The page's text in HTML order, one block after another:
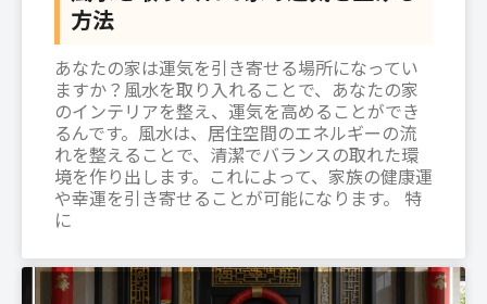
方法
あなたの家は運気を引き寄せる場所になってい
ますか？風水を取り入れることで、あなたの家
のインテリアを整え、運気を高めることができ
るんです。風水は、居住空間のエネルギーの流
れを整えることで、清潔でバランスの取れた環
境を作り出します。これによって、家族の健康運
や幸運を引き寄せることが可能になります。 特
に